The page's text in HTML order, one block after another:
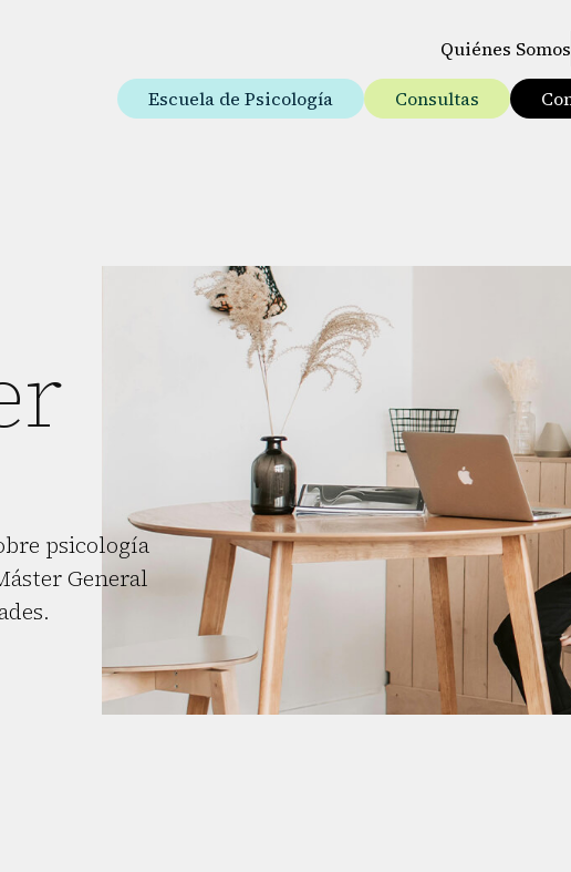
Quiénes Somos
Escuela de Psicología Consultas
psicología
General